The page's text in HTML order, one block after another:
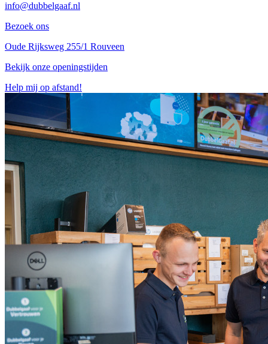
info@dubbelgaaf.nl
Bezoek ons
Oude Rijksweg 255/1 Rouveen
Bekijk onze openingstijden
Help mij op afstand!